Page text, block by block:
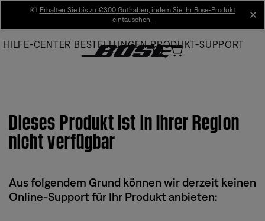
Main
💶 Erhalten Sie bis zu €300 Guthaben, indem Sie Ihr Bose-Produkt
eintauschen!
HILFE-CENTER BESTELLUNGEN PRODUKT-SUPPORT
Dieses Produkt ist in Ihrer Region
nicht verfügbar
Aus folgendem Grund können wir derzeit keinen
Online-Support für Ihr Produkt anbieten: